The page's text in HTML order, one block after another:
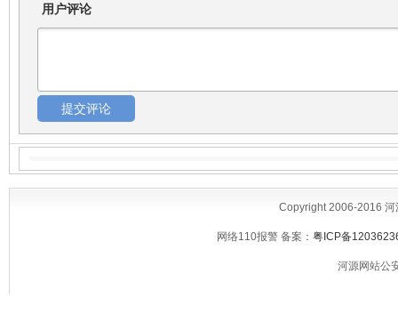
用户评论
Copyright 2006-2016
网络110报警 备案： 粤ICP备
河源网站公